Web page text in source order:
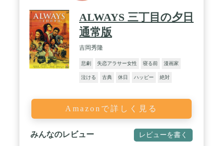
ALWAYS 三丁目の夕日
通常版
吉岡秀隆
悲劇 失恋アラサー女性 寝る前 漫画家
泣ける 古典 休日 ハッピー 絶対
Amazonで詳しく見る
みんなのレビュー レビューを書く